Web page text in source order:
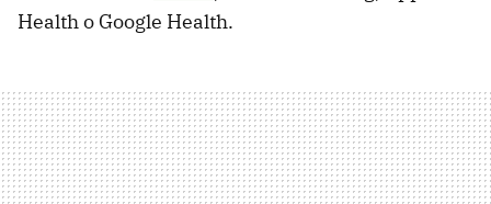
Health o Google Health.